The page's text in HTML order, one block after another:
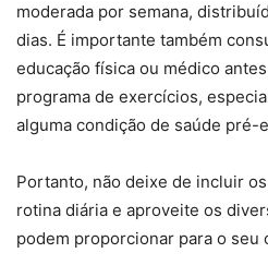
moderada por semana,
dias. É importante também
educação física ou médico
programa de exercícios,
alguma condição de saúde pré-
Portanto, não deixe de incluir
rotina diária e aproveite os
podem proporcionar para o seu